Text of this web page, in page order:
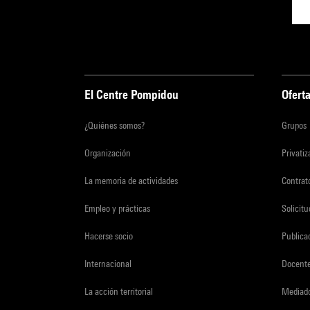
El Centre Pompidou
¿Quiénes somos?
Organización
La memoria de actividades
Empleo y prácticas
Hacerse socio
Internacional
La acción territorial
Grupos